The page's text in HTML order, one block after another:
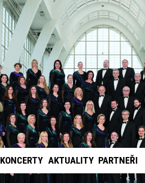
KONCERTY AKTUALITY PARTNEŘI